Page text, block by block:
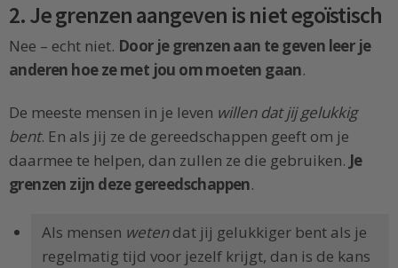
2. Je grenzen aangeven is niet egoïstisch
Nee – echt niet. Door je grenzen aan te geven leer je
anderen hoe ze met jou om moeten gaan.
De meeste mensen in je leven willen dat jij gelukkig
bent. En als jij ze de gereedschappen geeft om je
daarmee te helpen, dan zullen ze die gebruiken. Je
grenzen zijn deze gereedschappen.
Als mensen wetendat jij gelukkiger bent als je
regelmatig tijd voor jezelf krijgt, dan is de kans